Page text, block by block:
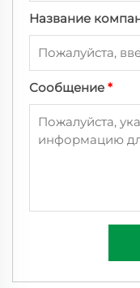
Название
Сообщение *